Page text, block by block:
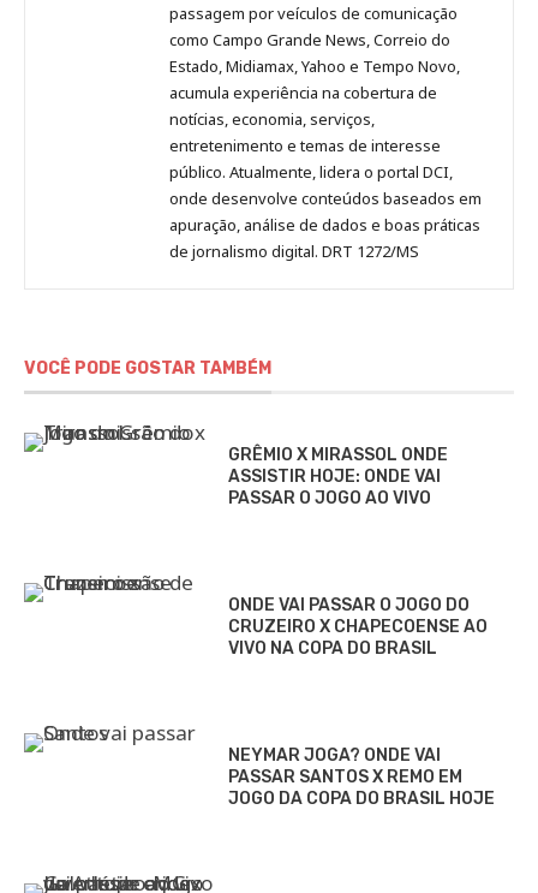
passagem por veículos de comunicação
como Campo Grande News, Correio do
Estado, Midiamax, Yahoo e Tempo Novo,
acumula experiência na cobertura de
notícias, economia, serviços,
entretenimento e temas de interesse
público. Atualmente, lidera o portal DCI,
onde desenvolve conteúdos baseados em
apuração, análise de dados e boas práticas
de jornalismo digital. DRT 1272/MS
VOCÊ PODE GOSTAR TAMBÉM
GRÊMIO X MIRASSOL ONDE
ASSISTIR HOJE: ONDE VAI
PASSAR O JOGO AO VIVO
ONDE VAI PASSAR O JOGO DO
CRUZEIRO X CHAPECOENSE AO
VIVO NA COPA DO BRASIL
NEYMAR JOGA? ONDE VAI
PASSAR SANTOS X REMO EM
JOGO DA COPA DO BRASIL HOJE